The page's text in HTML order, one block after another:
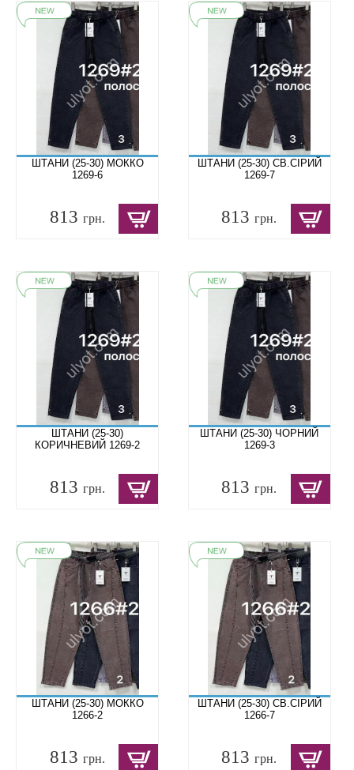
ШТАНИ (25-30) МОККО
1269-6
813 грн.
ШТАНИ (25-30) СВ.СІРИЙ
1269-7
813грн.
ШТАНИ (25-30)
КОРИЧНЕВИЙ 1269-2
813 грн.
ШТАНИ (25-30) ЧОРНИЙ
1269-3
813грн.
ШТАНИ (25-30) МОККО
1266-2
813 грн.
ШТАНИ (25-30) СВ.СІРИЙ
1266-7
813грн.